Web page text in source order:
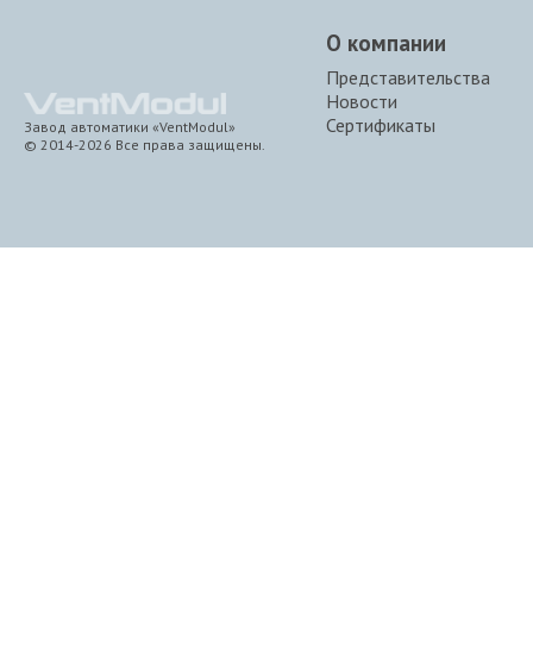
Завод автоматики «VentModul»
© 2014-2026 Все права защищены.
О компании
Представительства
Новости
Сертификаты